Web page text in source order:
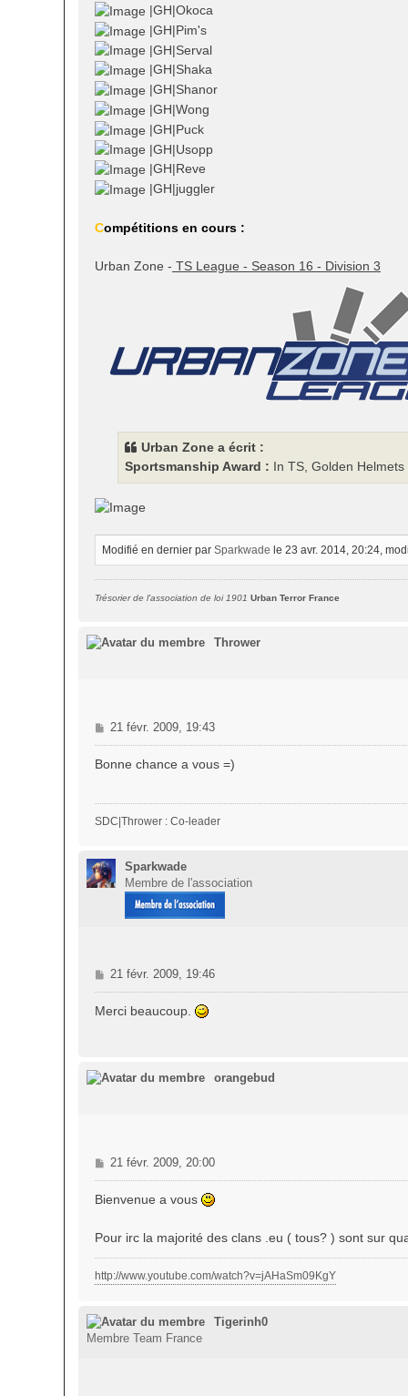
|GH|Okoca
|GH|Pim's
|GH|Serval
|GH|Shaka
|GH|Shanor
|GH|Wong
|GH|Puck
|GH|Usopp
|GH|Reve
|GH|juggler
Compétitions en cours :
Urban Zone - TS League - Season 16 - Division 3
Urban Zone a écrit :
Sportsmanship Award : In TS, Golden
Modifié en dernier par Sparkwade le 23 avr. 2014, 20:24,
Trésorier de l'association de loi 1901 Urban Terror France
Thrower
M
e
g
e
21 févr. 2009, 19:43
Bonne chance a vous =)
SDC|Thrower : Co-leader
Sparkwade
Membre de l'association
M
e
s
e
21 févr. 2009, 19:46
Merci beaucoup.
orangebud
M
e
s
g
e
21 févr. 2009, 20:00
Bienvenue a vous
Pour irc la majorité des clans .eu ( tous? ) sont sur
http://www.youtube.com/watch?v=jAHaSm09KgY
Tigerinh0
Membre Team France